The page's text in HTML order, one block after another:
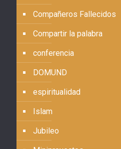
Compañeros Fallecidos
Compartir la palabra
conferencia
DOMUND
espiritualidad
Islam
Jubileo